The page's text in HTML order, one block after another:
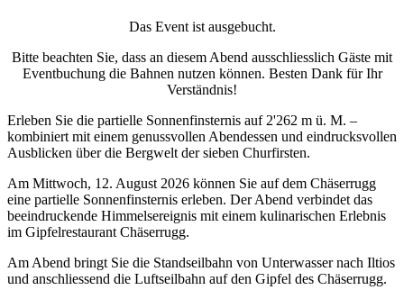
Das Event ist ausgebucht.
Bitte beachten Sie, dass an diesem Abend ausschliesslich Gäste mit
Eventbuchung die Bahnen nutzen können. Besten Dank für Ihr
Verständnis!
Erleben Sie die partielle Sonnenfinsternis auf 2'262 m ü. M. –
kombiniert mit einem genussvollen Abendessen und eindrucksvollen
Ausblicken über die Bergwelt der sieben Churfirsten.
Am Mittwoch, 12. August 2026 können Sie auf dem Chäserrugg
eine partielle Sonnenfinsternis erleben. Der Abend verbindet das
beeindruckende Himmelsereignis mit einem kulinarischen Erlebnis
im Gipfelrestaurant Chäserrugg.
Am Abend bringt Sie die Standseilbahn von Unterwasser nach Iltios
und anschliessend die Luftseilbahn auf den Gipfel des Chäserrugg.